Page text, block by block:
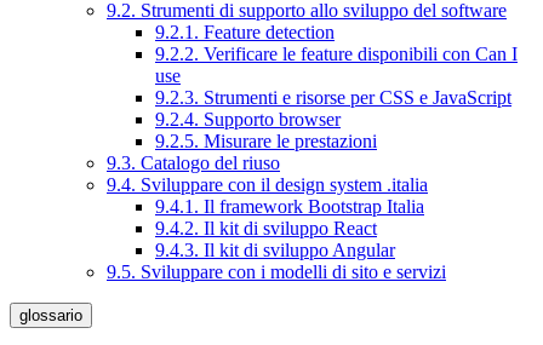
9.2. Strumenti di supporto allo sviluppo del software
9.2.1. Feature detection
9.2.2. Verificare le feature disponibili con Can I
use
9.2.3. Strumenti e risorse per CSS e JavaScript
9.2.4. Supporto browser
9.2.5. Misurare le prestazioni
9.3. Catalogo del riuso
9.4. Sviluppare con il design system .italia
9.4.1. Il framework Bootstrap Italia
9.4.2. Il kit di sviluppo React
9.4.3. Il kit di sviluppo Angular
9.5. Sviluppare con i modelli di sito e servizi
glossario